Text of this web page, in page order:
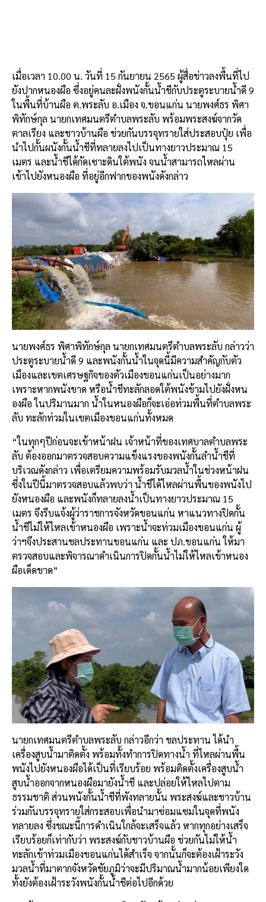
เมื่อเวลา 10.00 น. วันที่ 15 กันยายน 2565 ผู้สื่อข่าวลงพื้นที่ไป
ยังปากหนองผือ ซึ่งอยู่คนละฝั่งพนังกั้นน้ำชีกับประตูระบายน้ำดี 9
ในพื้นที่บ้านผือ ต.พระลับ อ.เมือง จ.ขอนแก่น นายพงศ์ธร พิศา
พิทักษ์กุล นายกเทศมนตรีตำบลพระลับ พร้อมพระสงฆ์จากวัด
ตาลเรียง และชาวบ้านผือ ช่วยกันบรรจุทรายใส่ประสอบปุ๋ย เพื่อ
นำไปกั้นผนังกั้นน้ำชีที่ทลายลงไปเป็นทางยาวประมาณ 15
เมตร และน้ำชีได้กัดเซาะดินใต้พนัง จนน้ำสามารถไหลผ่าน
เข้าไปยังหนองผือ ที่อยู่อีกฟากของพนังดังกล่าว
นายพงศ์ธร พิศาพิทักษ์กุล นายกเทศมนตรีตำบลพระลับ กล่าวว่า
ประตูระบายน้ำดี 9 และพนังกั้นน้ำในจุดนี้มีความสำคัญกับตัว
เมืองและเขตเศรษฐกิจของตัวเมืองขอนแก่นเป็นอย่างมาก
เพราะหากพนังขาด หรือน้ำชีทะลักลอดใต้พนังข้ามไปยังฝั่งหน
องผือ ในปริมานมาก น้ำในหนองผือก็จะเอ่อท่วมพื้นที่ตำบลพระ
ลับ ทะลักท่วมในเขตเมืองขอนแก่นทั้งหมด
“ในทุกๆปีก่อนจะเข้าหน้าฝน เจ้าหน้าที่ของเทศบาลตำบลพระ
ลับ ต้องออกมาตรวจสอบความแข็งแรงของพนังกั้นลำน้ำชีที่
บริเวณดังกล่าว เพื่อเตรียมความพร้อมรับมวลน้ำในช่วงหน้าฝน
ซึ่งในปีนี้มาตรวจสอบแล้วพบว่า น้ำชีได้ไหลผ่านพื้นของพนังไป
ยังหนองผือ และพนังก็ทลายลงน้ำเป็นทางยาวประมาณ 15
เมตร จึงรีบแจ้งผู้ว่าราชการจังหวัดขอนแก่น หาแนวทางปิดกั้น
น้ำชีไม่ให้ไหลเข้าหนองผือ เพราะน้ำจะท่วมเมืองขอนแก่น ผู้
ว่าฯจึงประสานชลประทานขอนแก่น และ ปภ.ขอนแก่น ให้มา
ตรวจสอบและพิจารณาดำเนินการปิดกั้นน้ำไม่ให้ไหลเข้าหนอง
ผือเด็ดขาด”
นายกเทศมนตรีตำบลพระลับ กล่าวอีกว่า ชลประทาน ได้นำ
เครื่องสูบน้ำมาติดตั้ง พร้อมทั้งทำการปิดทางน้ำ ที่ไหลผ่านพื้น
พนังไปยังหนองผือได้เป็นที่เรียบร้อย พร้อมติดตั้งเครื่องสูบน้ำ
สูบน้ำออกจากหนองผือมายังน้ำชี และปล่อยให้ไหลไปตาม
ธรรมชาติ ส่วนพนังกั้นน้ำชีที่พังทลายนั้น พระสงฆ์และชาวบ้าน
ร่วมกันบรรจุทรายใส่กระสอบเพื่อนำมาซ่อมแซมในจุดที่พนัง
ทลายลง ซึ่งขณะนี้การดำเนินใกล้จะเสร็จแล้ว หากทุกอย่างเสร็จ
เรียบร้อยก็เท่ากับว่า พระสงฆ์กับชาวบ้านผือ ช่วยกันไม่ให้น้ำ
ทะลักเข้าท่วมเมืองขอนแก่นได้สำเร็จ จากนั้นก็จะต้องเฝ้าระวัง
มวลน้ำที่มาตากจังหวัดชัยภูมิว่าจะมีปริมาณน้ำมากน้อยเพียงใด
ทั้งยังต้องเฝ้าระวังพนังกั้นน้ำชีต่อไปอีกด้วย